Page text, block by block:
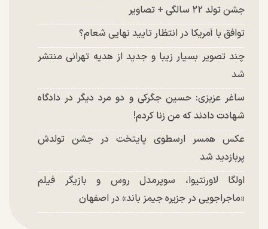
جشن تولد ۲۲ سالگی + تصاویر
توافق با آمریکا در انتظار تایید نهایی شعام؟
چند تصویر بسیار زیبا و جدید از هدیه تهرانی منتشر
شد
ساغر عزیزی: حسین جگرکی و دو مرد دیگر در دادگاه
شهادت دادند که من زنا کردم!
عکس همسر ارسطوی پایتخت در جشن تولدش
پربازدید شد
اولگا لاورنتیوا، سوپرمدل روس و بازیگر فیلم
«ماجراجویی در جزیره جیمز باند» در اصفهان